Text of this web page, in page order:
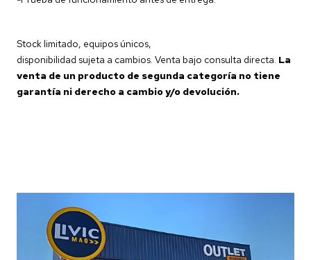
Stock limitado, equipos únicos,
disponibilidad sujeta a cambios. Venta bajo consulta directa. La
venta de un producto de segunda categoría no tiene
garantía ni derecho a cambio y/o devolución.